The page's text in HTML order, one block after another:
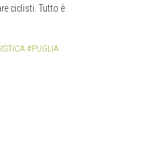
ciclisti. Tutto è
#PUGLIA